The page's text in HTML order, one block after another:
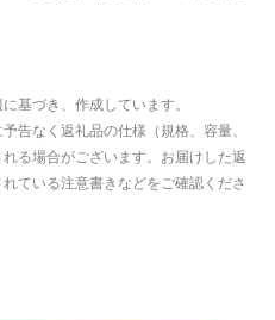
基づき、作成しています。
告なく返礼品の仕様（規格、容量、
る場合がございます。お届けした返
ている注意書きなどをご確認くださ